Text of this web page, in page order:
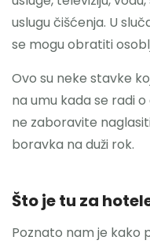
uslugu čišćenja. U
se mogu obratiti
Ovo su neke stavke
na umu kada se radi
ne zaboravite
boravka na duži rok.
Što je tu za
Poznato nam je